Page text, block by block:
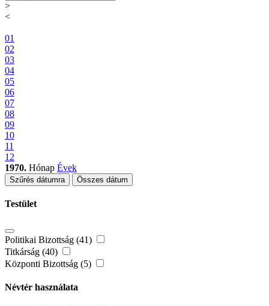
>
<
01
02
03
04
05
06
07
08
09
10
11
12
1970. Hónap Évek
Szűrés dátumra Összes dátum
Testület
Politikai Bizottság (41)
Titkárság (40)
Központi Bizottság (5)
Névtér használata